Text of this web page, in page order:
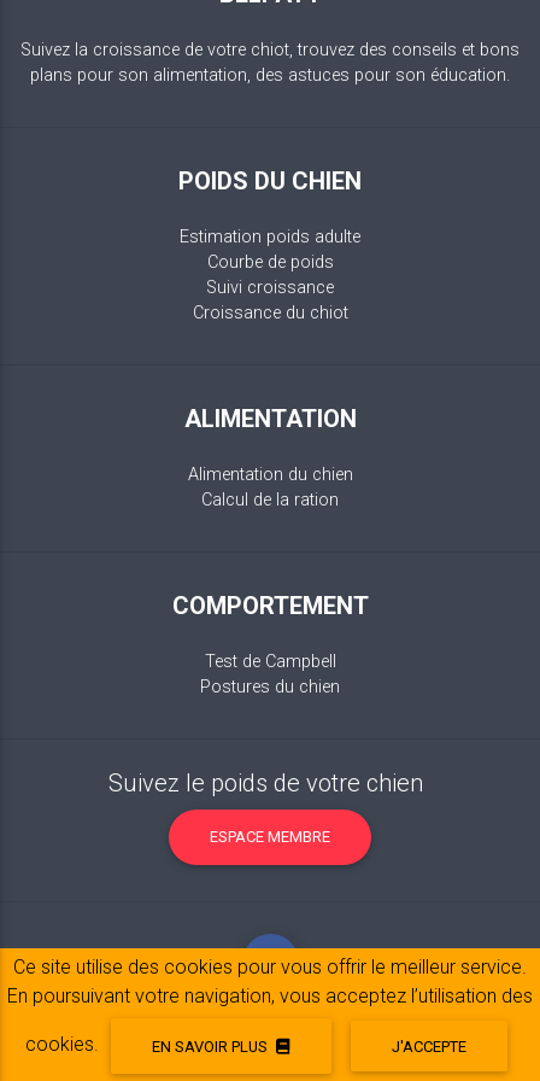
Suivez la croissance de votre chiot, trouvez des conseils et bons
plans pour son alimentation, des astuces pour son éducation.
POIDS DU CHIEN
Estimation poids adulte
Courbe de poids
Suivi croissance
Croissance du chiot
ALIMENTATION
Alimentation du chien
Calcul de la ration
COMPORTEMENT
Test de Campbell
Postures du chien
Suivez le poids de votre chien
ESPACE MEMBRE
Mentions légales© 2017-2020 Copyright:belpatt.fr
Ce site utilise des cookies pour vous offrir le meilleur service.
En poursuivant votre navigation, vous acceptez l’utilisation des
cookies. EN SAVOIR PLUS J'ACCEPTE